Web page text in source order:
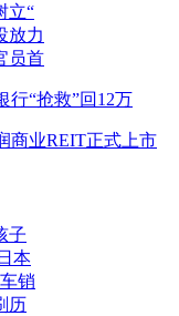
立“
放力
员首
行“抢救”回12万
商业REIT正式上市
子
本
销
历